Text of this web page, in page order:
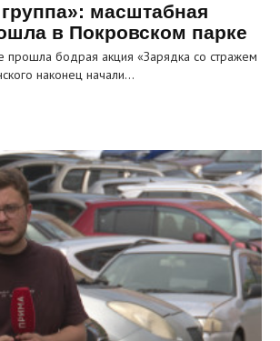
масштабная
в Покровском парке
прошла бодрая акция «Зарядка со стражем
наконец начали…